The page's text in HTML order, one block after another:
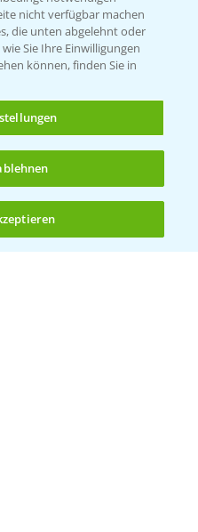
(noch 4)
entsorgen
nicht verfügbar machen
die unten abgelehnt oder
Sie Ihre Einwilligungen
können, finden Sie in